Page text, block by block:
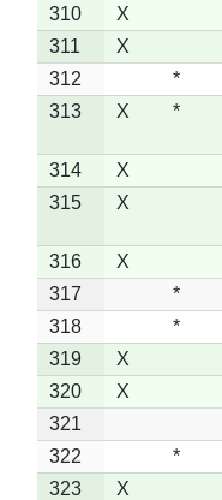
310
X
311
X
312
*
313
X *
314 X
315
X
316 X
317
*
318
*
319
X
320
X
321
322
*
323
X